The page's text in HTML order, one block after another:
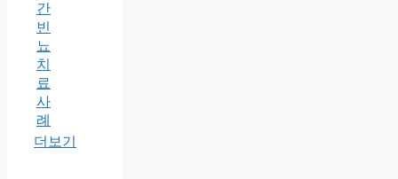
간
빈
뇨
치
료
사
례
더보기